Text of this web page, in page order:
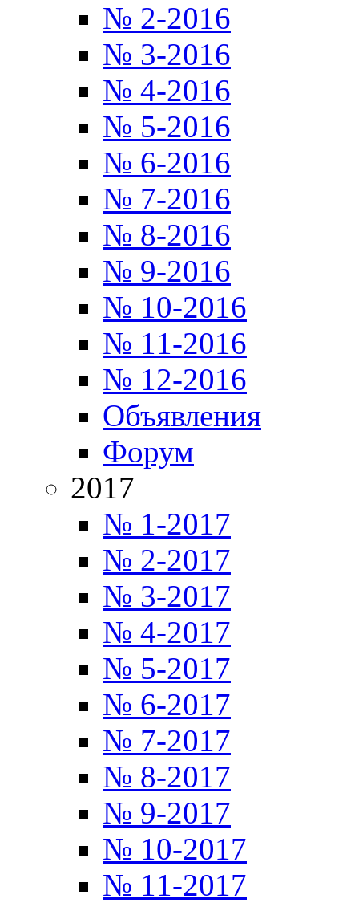
№ 2-2016
№ 3-2016
№ 4-2016
№ 5-2016
№ 6-2016
№ 7-2016
№ 8-2016
№ 9-2016
№ 10-2016
№ 11-2016
№ 12-2016
Объявления
Форум
2017
№ 1-2017
№ 2-2017
№ 3-2017
№ 4-2017
№ 5-2017
№ 6-2017
№ 7-2017
№ 8-2017
№ 9-2017
№ 10-2017
№ 11-2017